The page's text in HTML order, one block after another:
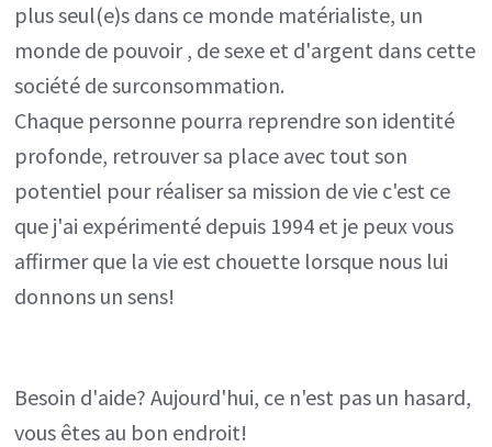
plus seul(e)s dans ce monde matérialiste, un
monde de pouvoir , de sexe et d'argent dans cette
société de surconsommation.
Chaque personne pourra reprendre son identité
profonde, retrouver sa place avec tout son
potentiel pour réaliser sa mission de vie c'est ce
que j'ai expérimenté depuis 1994 et je peux vous
affirmer que la vie est chouette lorsque nous lui
donnons un sens!
Besoin d'aide? Aujourd'hui, ce n'est pas un hasard,
vous êtes au bon endroit!